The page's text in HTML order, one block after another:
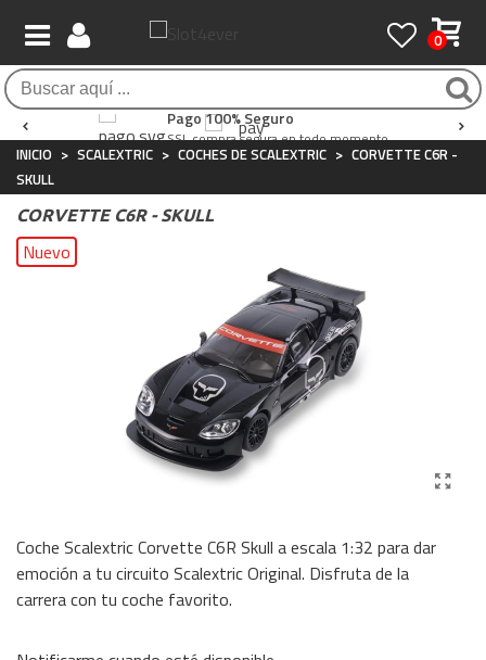
0
Atención al Cliente
Whatsapp+34 697 854 500
Envío Gratis / 24 horas
Para compras superiores a 90€
Pago 100% Seguro
SSL compra segura en todo momento
INICIO > SCALEXTRIC > COCHES DE SCALEXTRIC > CORVETTE C6R -
SKULL
CORVETTE C6R - SKULL
Nuevo
Coche Scalextric Corvette C6R Skull a escala 1:32 para dar
emoción a tu circuito Scalextric Original. Disfruta de la
carrera con tu coche favorito.